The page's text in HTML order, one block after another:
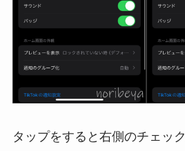
タップをすると右側のチェッ